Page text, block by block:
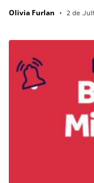
Olivia Furlan • 2 de